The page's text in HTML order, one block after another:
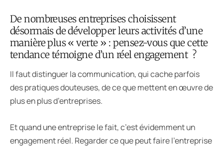
De nombreuses entreprises choisissent
désormais de développer leurs activités d’une
manière plus « verte » : pensez-vous que cette
tendance témoigne d’un réel engagement ?
Il faut distinguer la communication, qui cache parfois
des pratiques douteuses, de ce que mettent en œuvre de
plus en plus d’entreprises.
Et quand une entreprise le fait, c’est évidemment un
engagement réel. Regarder ce que peut faire l’entreprise